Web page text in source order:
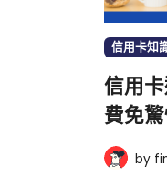
信用卡知
信用
費免
by